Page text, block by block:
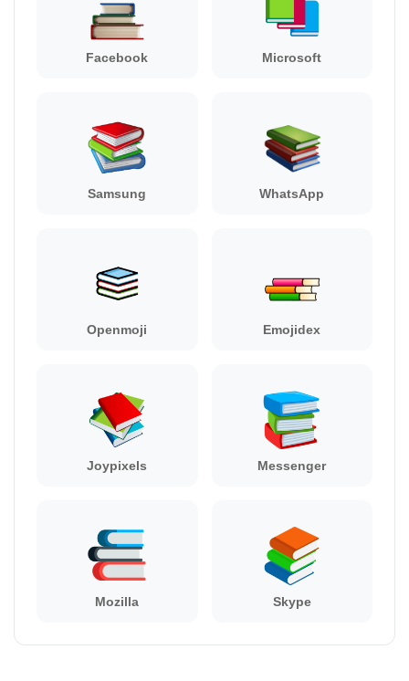
Facebook Microsoft
Samsung WhatsApp
Openmoji Emojidex
Joypixels Messenger
Mozilla Skype